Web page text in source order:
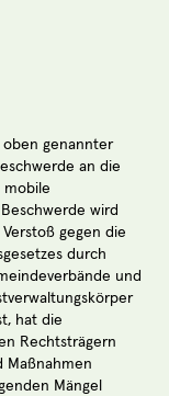
genannter
an die
wird
gegen die
durch
und
hat die
Rechtsträgern
Maßnahmen
Mängel